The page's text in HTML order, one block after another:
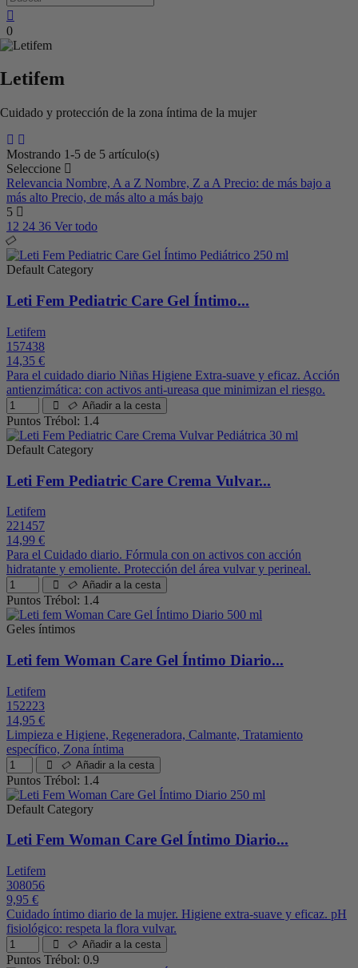
0
Letifem
Cuidado y protección de la zona íntima de la mujer
Mostrando 1-5 de 5 artículo(s)
Seleccione
Relevancia Nombre, A a Z Nombre, Z a A Precio: de más bajo a
más alto Precio, de más alto a más bajo
5
12 24 36 Ver todo
Default Category
Leti Fem Pediatric Care Gel Íntimo...
Letifem
157438
14,35 €
Para el cuidado diario Niñas Higiene Extra-suave y eficaz. Acción
antienzimática: con activos anti-ureasa que minimizan el riesgo.
Añadir a la cesta
Puntos Trébol: 1.4
Default Category
Leti Fem Pediatric Care Crema Vulvar...
Letifem
221457
14,99 €
Para el Cuidado diario. Fórmula con on activos con acción
hidratante y emoliente. Protección del área vulvar y perineal.
Añadir a la cesta
Puntos Trébol: 1.4
Geles íntimos
Leti fem Woman Care Gel Íntimo Diario...
Letifem
152223
14,95 €
Limpieza e Higiene, Regeneradora, Calmante, Tratamiento
específico, Zona íntima
Añadir a la cesta
Puntos Trébol: 1.4
Default Category
Leti Fem Woman Care Gel Íntimo Diario...
Letifem
308056
9,95 €
Cuidado íntimo diario de la mujer. Higiene extra-suave y eficaz. pH
fisiológico: respeta la flora vulvar.
Añadir a la cesta
Puntos Trébol: 0.9